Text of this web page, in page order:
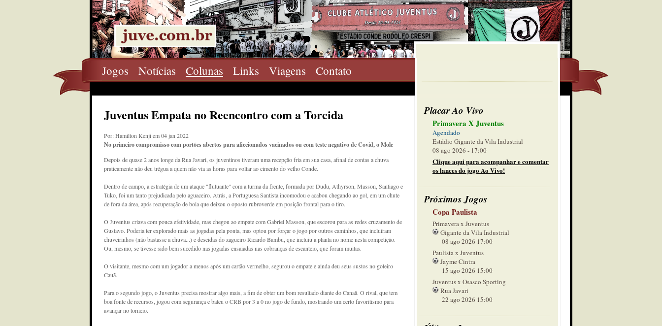
Jogos Notícias Colunas Links Viagens Contato
Placar Ao Vivo
Primavera X Juventus
Agendado
Estádio Gigante da Vila Industrial
08 ago 2026 - 17:00
Clique aqui para acompanhar e comentar
os lances do jogo Ao Vivo!
Próximos Jogos
Copa Paulista
Primavera x Juventus
Gigante da Vila Industrial
08 ago 2026 17:00
Paulista x Juventus
Jayme Cintra
15 ago 2026 15:00
Juventus x Osasco Sporting
Rua Javari
22 ago 2026 15:00
Juventus Empata no Reencontro com a Torcida
Por: Hamilton Kenji em 04 jan 2022
No primeiro compromisso com portões abertos para aficcionados vacinados ou com teste negativo de Covid, o Mole
Depois de quase 2 anos longe da Rua Javari, os juventinos tiveram uma recepção fria em sua casa, afinal de contas a chuva
praticamente não deu trégua a quem não via as horas para voltar ao cimento do velho Conde.
Dentro de campo, a estratégia de um ataque "flutuante" com a turma da frente, formada por Dudu, Athyrson, Masson, Santiago e
Tuko, foi um tanto prejudicada pelo aguaceiro. Atrás, a Portuguesa Santista incomodou e acabou chegando ao gol, em um chute
de fora da área, após recuperação de bola que deixou o oposto rubroverde em posição frontal para o tiro.
O Juventus criava com pouca efetividade, mas chegou ao empate com Gabriel Masson, que escorou para as redes cruzamento de
Gustavo. Poderia ter explorado mais as jogadas pela ponta, mas optou por forçar o jogo por outros caminhos, que incluíram
chuveirinhos (não bastasse a chuva...) e descidas do zagueiro Ricardo Bambu, que incluiu a planta no nome nesta competição.
Ou, mesmo, se tivesse sido bem sucedido nas jogadas ensaiadas nas cobranças de escanteio, que foram muitas.
O visitante, mesmo com um jogador a menos após um cartão vermelho, segurou o empate e ainda deu seus sustos no goleiro
Cauã.
Para o segundo jogo, o Juventus precisa mostrar algo mais, a fim de obter um bom resultado diante do Canaã. O rival, que tem
boa fonte de recursos, jogou com segurança e bateu o CRB por 3 a 0 no jogo de fundo, mostrando um certo favoritismo para
avançar no torneio.